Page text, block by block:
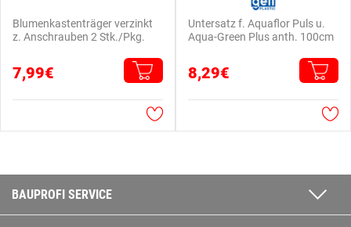
Blumenkastenträger verzinkt
z. Anschrauben 2 Stk./Pkg.
7,99€
Untersatz f. Aquaflor Puls u.
Aqua-Green Plus anth. 100cm
8,29€
BAUPROFI SERVICE